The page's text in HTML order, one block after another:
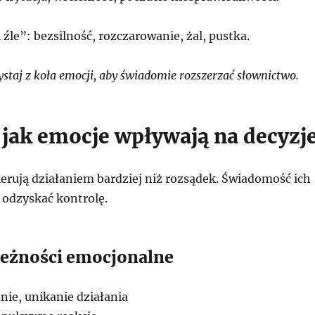
bezsilność, rozczarowanie, żal, pustka.
z koła emocji, aby świadomie rozszerzać słownictwo.
emocje wpływają na
działaniem bardziej niż rozsądek. Świadomość ich
odzyskać kontrolę.
emocjonalne
unikanie działania